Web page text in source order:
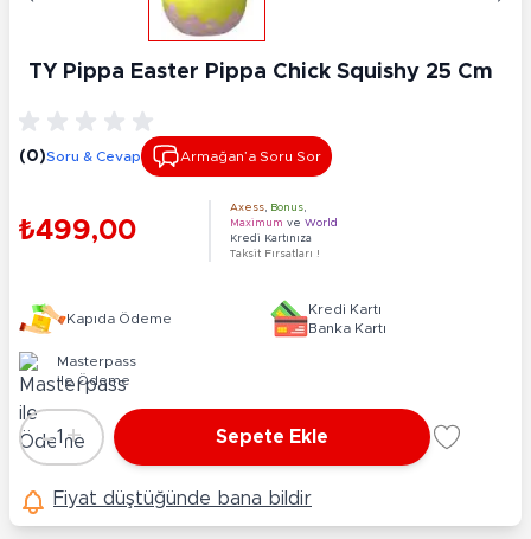
TY Pippa Easter Pippa Chick Squishy 25 Cm
(0)Soru & Cevap Armağan’a Soru Sor
₺499,00
Axess Bonus
Maximum ve World
Kredi Kartınıza
Taksit Fırsatları !
Kapıda Ödeme
Kredi Kartı
Banka Kartı
Masterpass
ile Ödeme
Adet
-1 + Sepete Ekle
Fiyat düştüğünde bana bildir